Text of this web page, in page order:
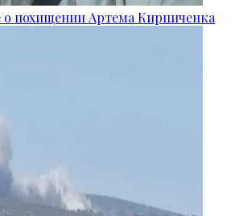
похищении Артема Кирпиченка